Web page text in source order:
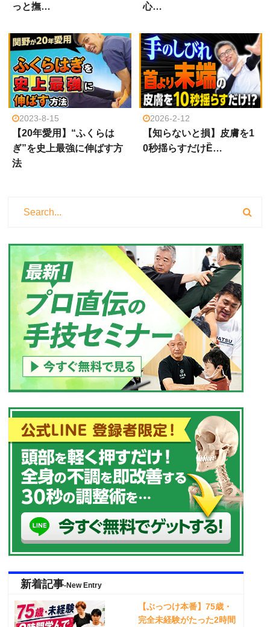
っと撫…
心…
2023-8-15
【20年愛用】“ふくらは
ぎ”を史上最強に伸ばす方
法
2026-2-12
【知らないと損】皮膚を1
0秒揺らすだけȄ…
新着記事-New Entry
【ぶっつけ本番】75歳・
完全未経験がたった2時間